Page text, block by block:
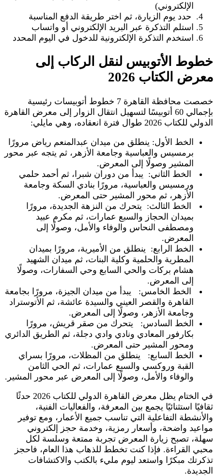
الإلكتروني)
حدد يوم الزيارة، ثم اختر طريقة الدفع المناسبة
استلم التذكرة عبر البريد الإلكتروني أو واتساب
استخدم التذكرة الإلكترونية للدخول في اليوم المحدد
خطوط الأتوبيس لنقل الركاب إلى
معرض الكتاب 2026
خصصت محافظة القاهرة 7 خطوط أتوبيسات رئيسية
بإجمالي 60 أتوبيسًا لتسهيل انتقال الزوار إلى معرض القاهرة
الدولي للكتاب 2026 طوال فترة انعقاده، وهي مايلي:
الخط الأول: ينطلق من ميدان عبدالمنعم رياض مرورًا
برمسيس والعباسية وجامعة الأزهر، ثم يتجه عبر محور
المشير وصولًا إلى المعرض.
الخط الثاني: يبدأ من دوران شبرا، ثم أحمد حلمي
ورمسيس والعباسية، مرورًا بنادي السكة وجامعة
الأزهر، ثم محور المشير حتى المعرض.
الخط الثالث: يتحرك من النزهة الجديدة، مرورًا
بميدان الحجاز والسبع عمارات، ثم مكرم عبيد
ومصطفى النحاس والوفاء والأمل، وصولًا إلى
المعرض.
الخط الرابع: ينطلق من الأميرية، مرورًا بميدان
المطرية والحلمية وكلية البنات، ثم ميدان الشهيد
هشام بركات والحي السابع وحي السفارات، وصولًا
إلى المعرض.
الخط الخامس: يبدأ من ميدان الجيزة، مرورًا بجامعة
القاهرة والقصر العيني والسيدة عائشة، ثم الأتوستراد
وجامعة الأزهر، وصولًا إلى المعرض.
الخط السادس: يتحرك من صقر قريش، مرورًا
بكارفور المعادي ونادي وادي دجلة، ثم الطريق الدائري
ومحور المشير حتى المعرض.
الخط السابع: ينطلق من المظلات، مرورًا بسراي
القبة وروكسي والسبع عمارات، ثم الحي الثامن
والوفاء والأمل، وصولًا إلى المعرض عبر محور المشير.
في الختام يظل معرض القاهرة الدولي للكتاب 2026 حدثًا
ثقافيًا استثنائيًا يجمع بين المعرفة، والفعاليات الفنية،
والأنشطة التفاعلية التي تناسب جميع الأعمار، ومع توفير
مواعيد واضحة، وأسعار رمزية، وخدمة حجز إلكتروني
سهلة، تصبح زيارة المعرض تجربة ممتعة وسلسة لكل
محبي القراءة. فإذا كنت تخطط للذهاب هذا العام، فاحجز
تذكرتك مبكرًا واستعد ليوم مليء بالكتب والاكتشافات
الجديدة.